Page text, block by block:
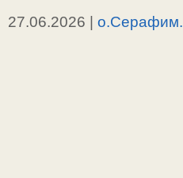
27.06.2026 | о.Серафим.